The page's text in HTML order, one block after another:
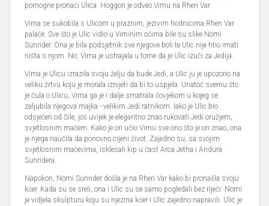
pomogne pronaći Ulica. Hoggon je odveo Vimu na Rhen Var.
Vima se sukobila s Ulicom u praznim, jezivim hodnicima Rhen Var
palače. Sve što je Ulic vidio u Viminim očima bile su slike Nomi
Sunrider. Ona je bila podsjetnik sve njegove boli te Ulic nije htio imati
ništa s njom. No, Vima je ustrajala u tome da je Ulic izuči za Jedija.
Vima je Ulicu izrazila svoju želju da bude Jedi, a Ulic ju je upozorio na
veliku žrtvu koju je morala iznijeti da bi to uspjela. Unatoč svemu što
je čula o Ulicu, Vima ga je i dalje smatrala čovjekom u kojeg se
zaljubila njegova majka - velikim Jedi ratnikom. Iako je Ulic bio
odsječen od Sile, još uvijek je elegantno znao rukovati Jedi oružjem,
svjetlosnim mačem. Kako je on učio Vimu sve ono što je on znao, ona
je njega naučila da ponovno cijeni život. Zajedno su, sa svojim
svjetlosnim mačevima, isklesali kip u čast Arca Jetha i Andura
Sunridera.
Napokon, Nomi Sunrider došla je na Rhen Var kako bi pronašla svoju
kćer. Kada su se sreli, ona i Ulic su se samo pogledali bez riječi. Nomi
je vidjela skulpturu koju su njezina kćer i Ulic zajedno napravili. Ulic je